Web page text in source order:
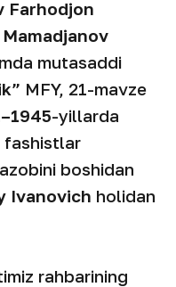
Farhodjon
mutasaddi
MFY, 21-mavze
-yillarda
fashistlar
boshidan
Ivanovich holidan
rahbarining